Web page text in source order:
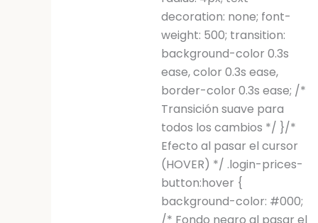
decoration: none; font-
weight: 500; transition:
background-color 0.3s
ease, color 0.3s ease,
border-color 0.3s ease; /*
Transición suave para
todos los cambios */ }/*
Efecto al pasar el cursor
(HOVER) */ .login-prices-
button:hover {
background-color: #000;